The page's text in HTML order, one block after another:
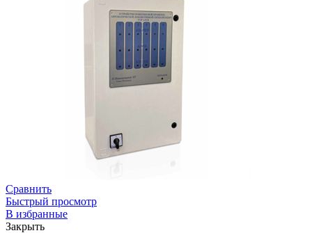
Сравнить
Быстрый просмотр
В избранные
Закрыть